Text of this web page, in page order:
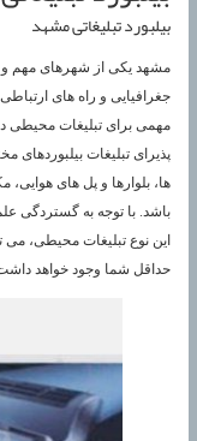
بیلبورد تبلیغاتی مشهد
مشهد یکی از شهرهای مهم و
جغرافیایی و راه های
مهمی برای تبلیغات محیطی
پذیرای تبلیغات بیلبوردهای
ها، بلوارها و پل های
باشد. با توجه به گستردگی
این نوع تبلیغات محیطی، می
حداقل شما وجود خواهد